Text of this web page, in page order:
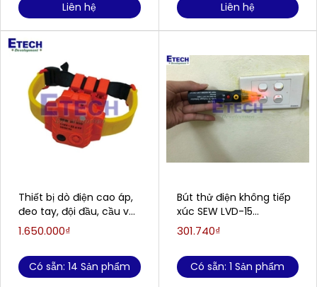
Liên hệ
Thiết bị dò điện cao áp,
đeo tay, đội đầu, cầu vai
áo SEW 287SVD(110V -
1.650.000₫
Có sẵn: 14 Sản phẩm
Liên hệ
Bút thử điện không tiếp
xúc SEW LVD-15
(50V~1000V AC)
301.740₫
Có sẵn: 1 Sản phẩm